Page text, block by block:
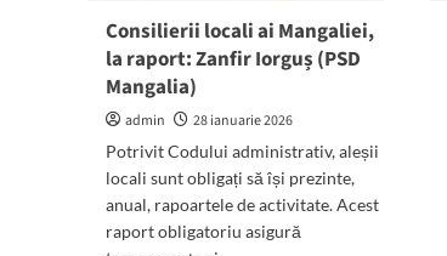
2026.
Ana
Maria
noul
consilier
local
al
Mangaliei
Consilierii locali ai Mangaliei,
la raport: Zanfir Iorguș (PSD
Mangalia)
admin
28 ianuarie 2026
Potrivit Codului administrativ, aleșii
locali sunt obligați să își prezinte,
anual, rapoartele de activitate. Acest
raport obligatoriu asigură